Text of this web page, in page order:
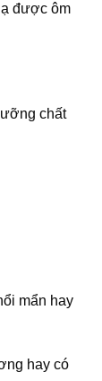
được ôm
chất
mẩn hay
hay có